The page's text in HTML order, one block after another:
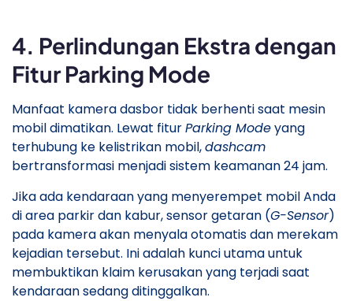
​4. Perlindungan Ekstra dengan
Fitur Parking Mode
​Manfaat kamera dasbor tidak berhenti saat mesin
mobil dimatikan. Lewat fiturParking Modeyang
terhubung ke kelistrikan mobil,dashcam
bertransformasi menjadi sistem keamanan 24 jam.
​Jika ada kendaraan yang menyerempet mobil Anda
di area parkir dan kabur, sensor getaran (G-Sensor)
pada kamera akan menyala otomatis dan merekam
kejadian tersebut. Ini adalah kunci utama untuk
membuktikan klaim kerusakan yang terjadi saat
kendaraan sedang ditinggalkan.